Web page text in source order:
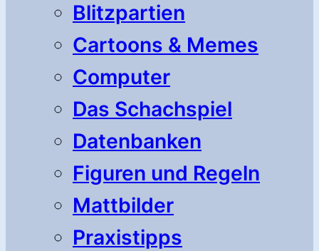
Blitzpartien
Cartoons & Memes
Computer
Das Schachspiel
Datenbanken
Figuren und Regeln
Mattbilder
Praxistipps